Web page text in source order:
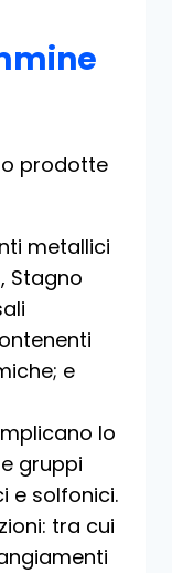
prodotte
metallici
Stagno
e
lo
gruppi
e solfonici.
tra cui